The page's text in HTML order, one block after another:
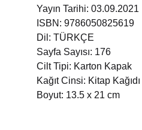
Yayın Tarihi: 03.09.2021
ISBN: 9786050825619
Dil: TÜRKÇE
Sayfa Sayısı: 176
Cilt Tipi: Karton Kapak
Kağıt Cinsi: Kitap Kağıdı
Boyut: 13.5 x 21 cm